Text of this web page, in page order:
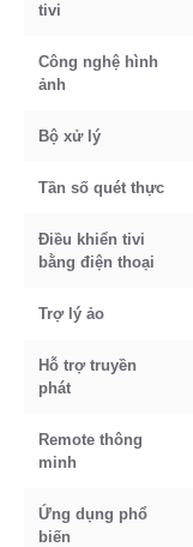
tivi
Công nghệ hình
ảnh
Bộ xử lý
Tần số quét thực
Điều khiển tivi
bằng điện thoại
Trợ lý ảo
Hỗ trợ truyền
phát
Remote thông
minh
Ứng dụng phổ
biến